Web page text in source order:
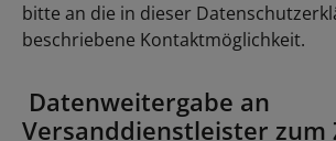
bitte an die in dieser
beschriebene Kontaktmöglichkeit.
Datenweitergabe an
Versanddienstleister zum